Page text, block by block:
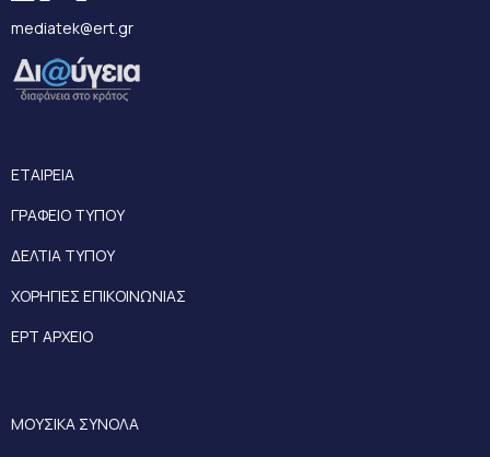
mediatek@ert.gr
ΕΤΑΙΡΕΙΑ
ΓΡΑΦΕΙΟ ΤΥΠΟΥ
ΔΕΛΤΙΑ ΤΥΠΟΥ
ΧΟΡΗΓΙΕΣ ΕΠΙΚΟΙΝΩΝΙΑΣ
ΕΡΤ ΑΡΧΕΙΟ
ΜΟΥΣΙΚΑ ΣΥΝΟΛΑ